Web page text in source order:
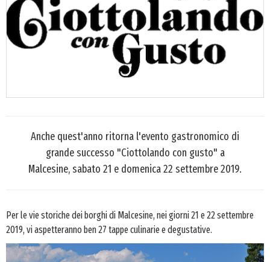
Anche quest'anno ritorna l'evento gastronomico di
grande successo "Ciottolando con gusto" a
Malcesine, sabato 21 e domenica 22 settembre 2019.
Per le vie storiche dei borghi di Malcesine, nei giorni 21 e 22 settembre
2019, vi aspetteranno ben 27 tappe culinarie e degustative.